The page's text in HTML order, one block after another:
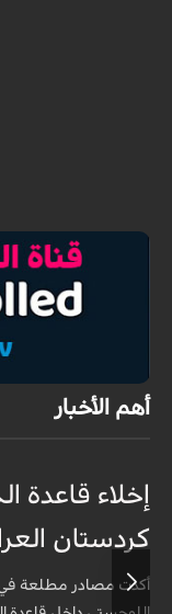
أهم الأخبار
إخلاء قاعدة
كردستان
أكدت مصادر مطلعة في